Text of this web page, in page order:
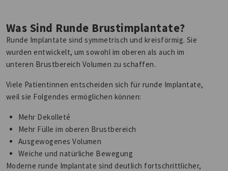
Was Sind Runde Brustimplantate?
Runde Implantate sind symmetrisch und kreisförmig. Sie
wurden entwickelt, um sowohl im oberen als auch im
unteren Brustbereich Volumen zu schaffen.
Viele Patientinnen entscheiden sich für runde Implantate,
weil sie Folgendes ermöglichen können:
Mehr Dekolleté
Mehr Fülle im oberen Brustbereich
Ausgewogenes Volumen
Weiche und natürliche Bewegung
Moderne runde Implantate sind deutlich fortschrittlicher,